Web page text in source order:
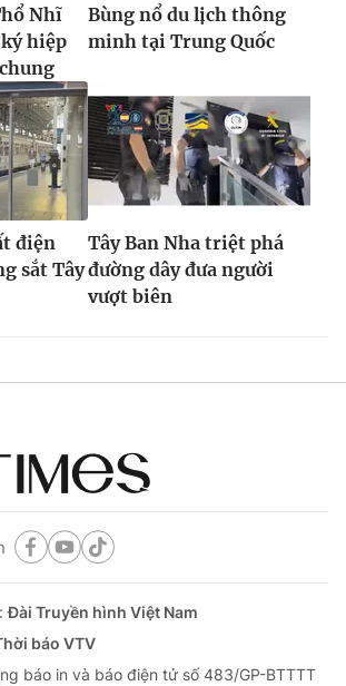
Nhĩ
hiệp
Bùng nổ du lịch thông
minh tại Trung Quốc
điện
sắt Tây
Tây Ban Nha triệt phá
đường dây đưa người
vượt biên
Đài Truyền hình Việt Nam
báo VTV
báo in và báo điện tử số 483/GP-BTTTT